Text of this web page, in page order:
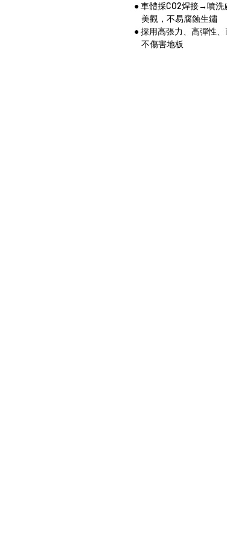
● 車體採CO2焊接→噴
美觀，不易腐蝕生鏽
● 採用高張力、高彈性
不傷害地板